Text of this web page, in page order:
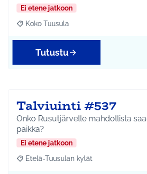
Ei etene jatkoon
Rajaa tulokset aihepiirin mukaan: Koko
Koko Tuusula
Tutustu
Talviuinti #537
Onko Rusutjärvelle mahdollista
paikka?
Ei etene jatkoon
Rajaa tulokset aihepiirin mukaan: Etelä-
Etelä-Tuusulan kylät